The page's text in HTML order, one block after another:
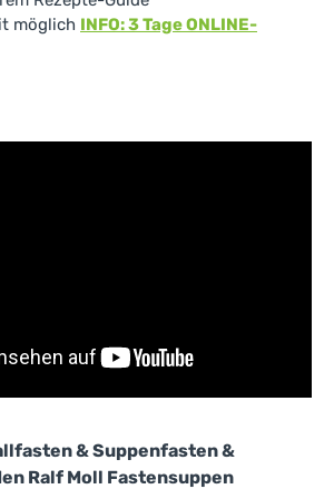
möglich INFO: 3 Tage ONLINE-
& Suppenfasten &
Ralf Moll Fastensuppen